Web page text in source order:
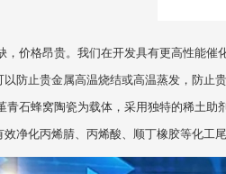
价格昂贵。我们在开发具有更高性能催
防止贵金属高温烧结或高温蒸发，防止
石蜂窝陶瓷为载体，采用独特的稀土助
净化丙烯腈、丙烯酸、顺丁橡胶等化工